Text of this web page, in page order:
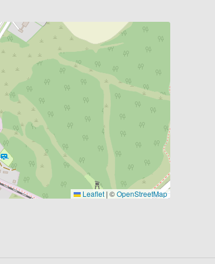
Leaflet | ©OpenStreetMap